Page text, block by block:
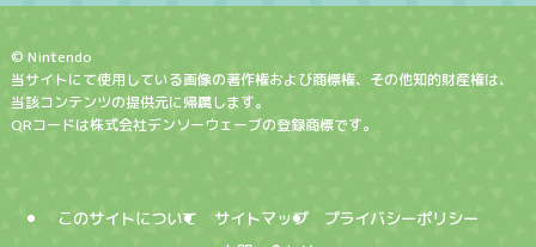
© Nintendo
当サイトにて使用している画像の著作権および商標権、その他知的財産権は、
当該コンテンツの提供元に帰属します。
QRコードは株式会社デンソーウェーブの登録商標です。
このサイトについて サイトマップ
プライバシーポリシー